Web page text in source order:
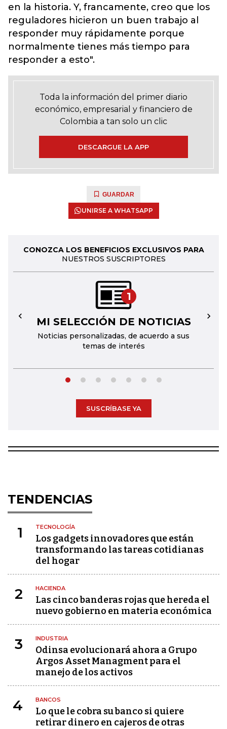
en la historia. Y, francamente, creo que los
reguladores hicieron un buen trabajo al
responder muy rápidamente porque
normalmente tienes más tiempo para
responder a esto".
Toda la información del primer diario
económico, empresarial y financiero de
Colombia a tan solo un clic
DESCARGUE LA APP
GUARDAR
UNIRSE A WHATSAPP
CONOZCA LOS BENEFICIOS EXCLUSIVOS PARA
NUESTROS SUSCRIPTORES
1
MI SELECCIÓN DE NOTICIAS
Noticias personalizadas, de acuerdo a sus
temas de interés
← →
SUSCRÍBASE YA
TENDENCIAS
1 TECNOLOGÍA
Los gadgets innovadores que están
transformando las tareas cotidianas
del hogar
2 HACIENDA
Las cinco banderas rojas que hereda el
nuevo gobierno en materia económica
3 INDUSTRIA
Odinsa evolucionará ahora a Grupo
Argos Asset Managment para el
manejo de los activos
4 BANCOS
Lo que le cobra su banco si quiere
retirar dinero en cajeros de otras